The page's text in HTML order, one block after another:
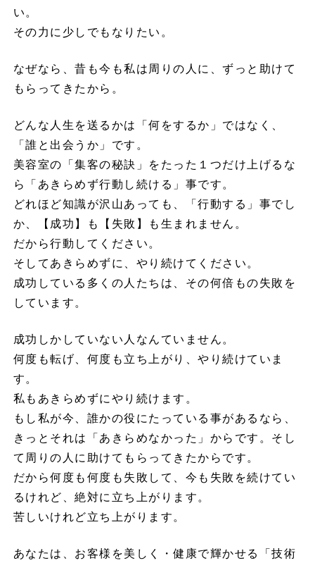
い。
その力に少しでもなりたい。
なぜなら、昔も今も私は周りの人に、ずっと助けて
もらってきたから。
どんな人生を送るかは「何をするか」ではなく、
「誰と出会うか」です。
美容室の「集客の秘訣」をたった１つだけ上げるな
ら「あきらめず行動し続ける」事です。
どれほど知識が沢山あっても、「行動する」事でし
か、【成功】も【失敗】も生まれません。
だから行動してください。
そしてあきらめずに、やり続けてください。
成功している多くの人たちは、その何倍もの失敗を
しています。
成功しかしていない人なんていません。
何度も転げ、何度も立ち上がり、やり続けていま
す。
私もあきらめずにやり続けます。
もし私が今、誰かの役にたっている事があるなら、
きっとそれは「あきらめなかった」からです。そし
て周りの人に助けてもらってきたからです。
だから何度も何度も失敗して、今も失敗を続けてい
るけれど、絶対に立ち上がります。
苦しいけれど立ち上がります。
あなたは、お客様を美しく・健康で輝かせる「技術